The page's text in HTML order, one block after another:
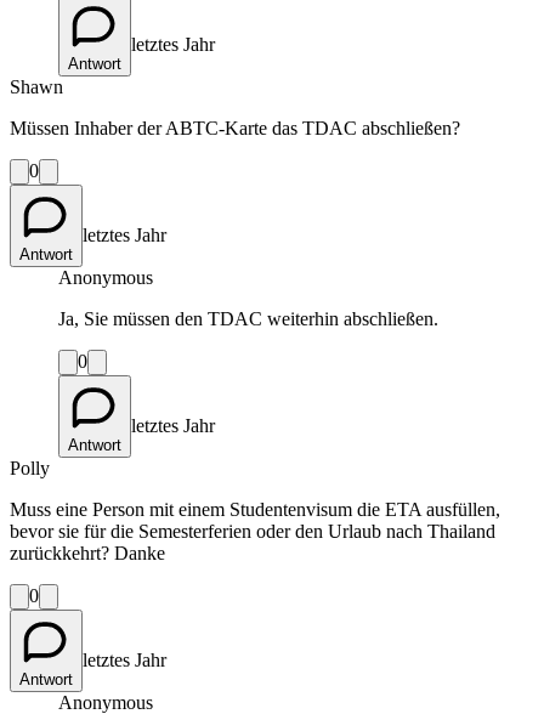
Antwort
letztes Jahr
Shawn
Müssen Inhaber der ABTC-Karte das TDAC abschließen?
0
Antwort
letztes Jahr
Anonymous
Ja, Sie müssen den TDAC weiterhin abschließen.
0
Antwort
letztes Jahr
Polly
Muss eine Person mit einem Studentenvisum die ETA ausfüllen,
bevor sie für die Semesterferien oder den Urlaub nach Thailand
zurückkehrt? Danke
0
Antwort
letztes Jahr
Anonymous